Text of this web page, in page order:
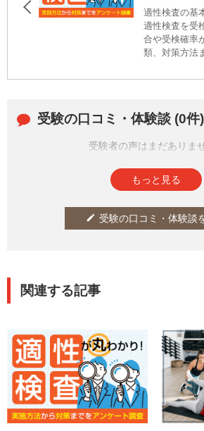
適性検査の基
適性検査を受
合や受検確率
類、対策方法
受験の口コミ・体験談 (0件)
受験者の声はまだありま
もっと見る
edit 受験の口コミ・体験談
関連する記事